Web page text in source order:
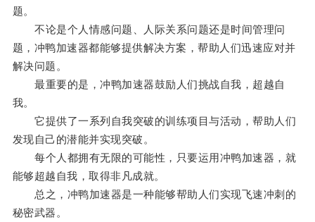
题。
不论是个人情感问题、人际关系问题还是时间管理问
题，冲鸭加速器都能够提供解决方案，帮助人们迅速应对并
解决问题。
最重要的是，冲鸭加速器鼓励人们挑战自我，超越自
我。
它提供了一系列自我突破的训练项目与活动，帮助人们
发现自己的潜能并实现突破。
每个人都拥有无限的可能性，只要运用冲鸭加速器，就
能够超越自我，取得非凡成就。
总之，冲鸭加速器是一种能够帮助人们实现飞速冲刺的
秘密武器。